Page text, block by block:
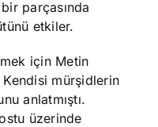
parçasında
etkiler.
için Metin
Kendisi mürşidlerin
anlatmıştı.
üzerinde